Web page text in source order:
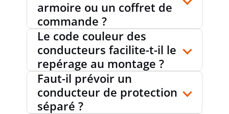
TEMPÉRATURE DE POSE -5...70 °C
TEMPÉRATURE DE SERVICE
MIN./MAX., STATIQUE
-15...70
armoire ou un coffret de
commande ?
Le code couleur des
conducteurs facilite-t-il le
repérage au montage ?
Faut-il prévoir un
conducteur de protection
séparé ?